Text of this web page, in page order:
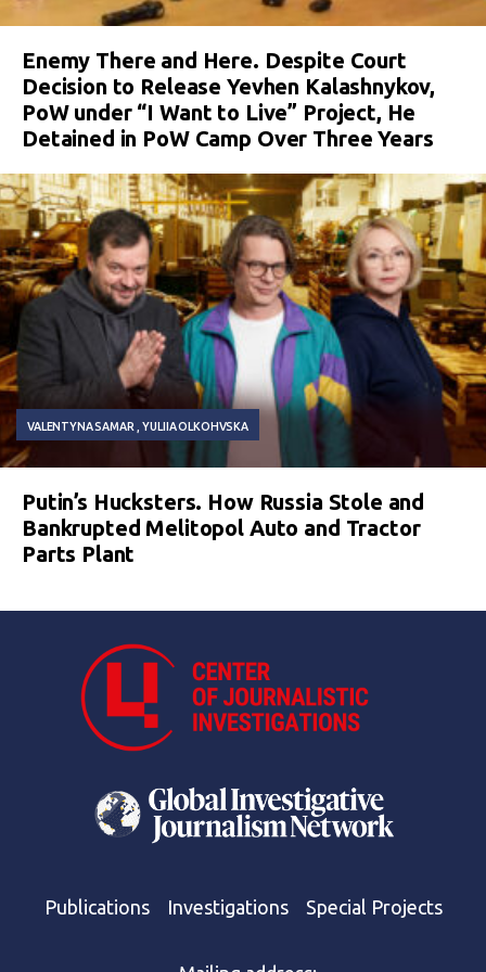
Enemy There and Here. Despite Court
Decision to Release Yevhen Kalashnykov,
PoW under “I Want to Live” Project, He
Detained in PoW Camp Over Three Years
VALENTYNA SAMAR YULIIA OLKOHVSKA
Putin’s Hucksters. How Russia Stole and
Bankrupted Melitopol Auto and Tractor
Parts Plant
Publications Investigations Special Projects